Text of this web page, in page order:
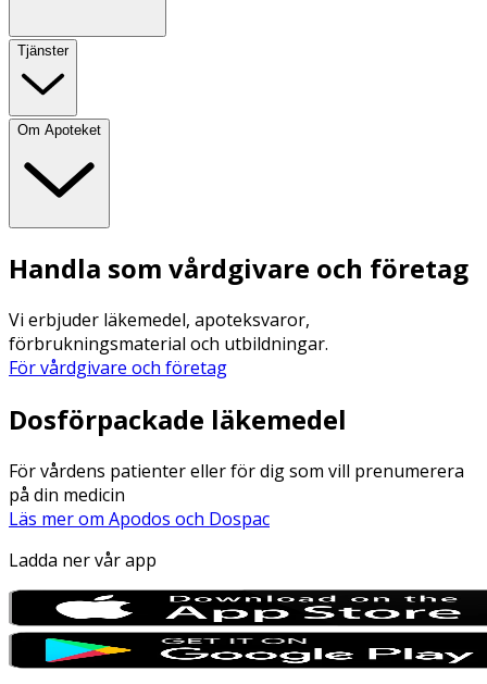
Tjänster
Om Apoteket
Handla som vårdgivare och företag
Vi erbjuder läkemedel, apoteksvaror,
förbrukningsmaterial och utbildningar.
För vårdgivare och företag
Dosförpackade läkemedel
För vårdens patienter eller för dig som vill prenumerera
på din medicin
Läs mer om Apodos och Dospac
Ladda ner vår app